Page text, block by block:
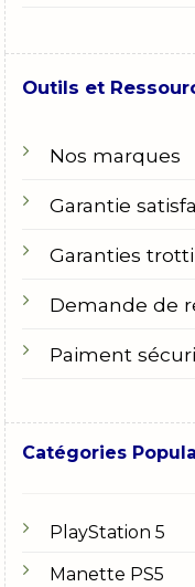
Outils et
Nos marques
Garantie
Garanties
Demande de
Paiment
Catégories
PlayStation 5
Manette PS5